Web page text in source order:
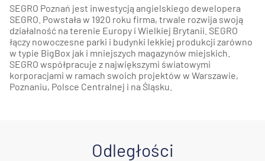
SEGRO Poznań jest inwestycją angielskiego dewelopera
SEGRO. Powstała w 1920 roku firma, trwale rozwija swoją
działalność na terenie Europy i Wielkiej Brytanii. SEGRO
łączy nowoczesne parki i budynki lekkiej produkcji zarówno
w typie BigBox jak i mniejszych magazynów miejskich.
SEGRO współpracuje z największymi światowymi
korporacjami w ramach swoich projektów w Warszawie,
Poznaniu, Polsce Centralnej i na Śląsku.
Odległości